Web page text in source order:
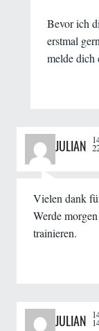
Bevor ich
erstmal
melde dich
JULIAN
Vielen dank
Werde
trainieren.
JULIAN